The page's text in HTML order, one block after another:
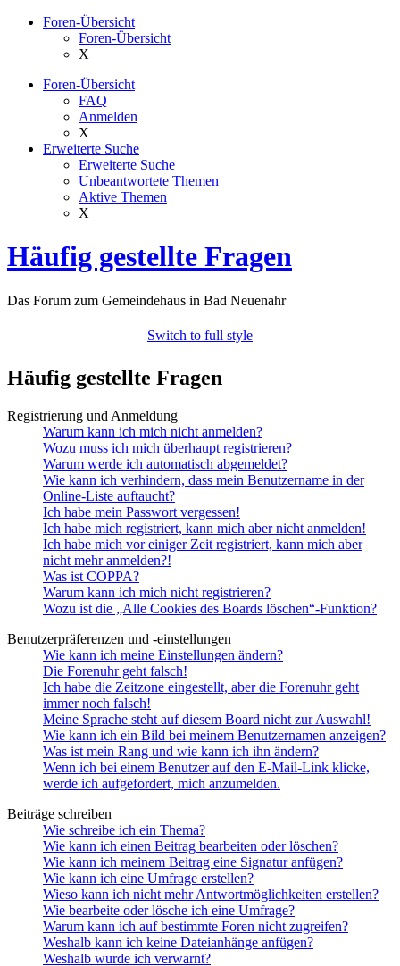
Foren-Übersicht
Foren-Übersicht
X
Foren-Übersicht
FAQ
Anmelden
X
Erweiterte Suche
Erweiterte Suche
Unbeantwortete Themen
Aktive Themen
X
Häufig gestellte Fragen
Das Forum zum Gemeindehaus in Bad Neuenahr
Switch to full style
Häufig gestellte Fragen
Registrierung und Anmeldung
Warum kann ich mich nicht anmelden?
Wozu muss ich mich überhaupt registrieren?
Warum werde ich automatisch abgemeldet?
Wie kann ich verhindern, dass mein Benutzername in der
Online-Liste auftaucht?
Ich habe mein Passwort vergessen!
Ich habe mich registriert, kann mich aber nicht anmelden!
Ich habe mich vor einiger Zeit registriert, kann mich aber
nicht mehr anmelden?!
Was ist COPPA?
Warum kann ich mich nicht registrieren?
Wozu ist die „Alle Cookies des Boards löschen“-Funktion?
Benutzerpräferenzen und -einstellungen
Wie kann ich meine Einstellungen ändern?
Die Forenuhr geht falsch!
Ich habe die Zeitzone eingestellt, aber die Forenuhr geht
immer noch falsch!
Meine Sprache steht auf diesem Board nicht zur Auswahl!
Wie kann ich ein Bild bei meinem Benutzernamen anzeigen?
Was ist mein Rang und wie kann ich ihn ändern?
Wenn ich bei einem Benutzer auf den E-Mail-Link klicke,
werde ich aufgefordert, mich anzumelden.
Beiträge schreiben
Wie schreibe ich ein Thema?
Wie kann ich einen Beitrag bearbeiten oder löschen?
Wie kann ich meinem Beitrag eine Signatur anfügen?
Wie kann ich eine Umfrage erstellen?
Wieso kann ich nicht mehr Antwortmöglichkeiten erstellen?
Wie bearbeite oder lösche ich eine Umfrage?
Warum kann ich auf bestimmte Foren nicht zugreifen?
Weshalb kann ich keine Dateianhänge anfügen?
Weshalb wurde ich verwarnt?